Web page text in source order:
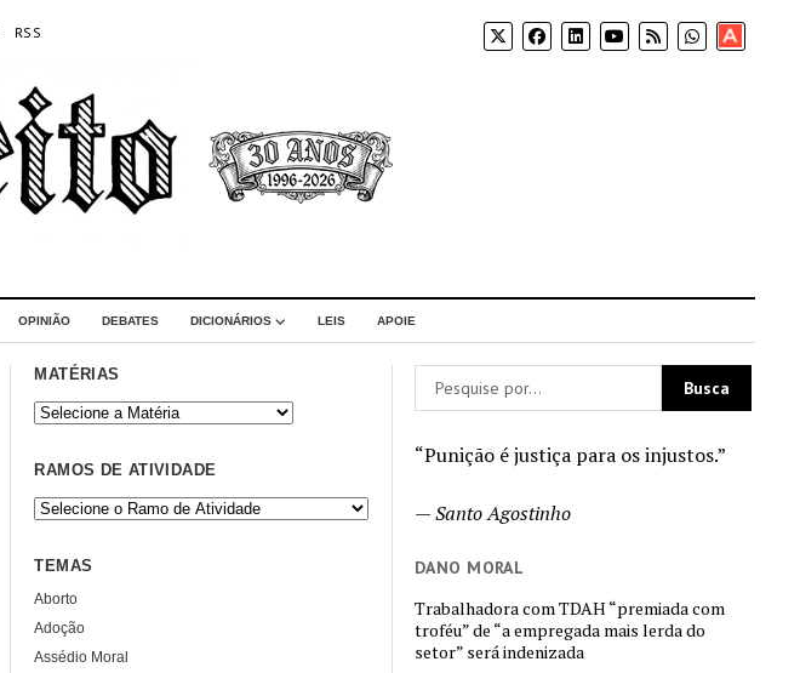
RSS
Apoia-
se
OPINIÃO DEBATES DICIONÁRIOS LEIS APOIE
“Punição é justiça para os injustos.”
—Santo Agostinho
DANO MORAL
Trabalhadora com TDAH “premiada com
troféu” de “a empregada mais lerda do
setor” será indenizada
MATÉRIAS
RAMOS DE ATIVIDADE
TEMAS
Aborto
Adoção
Assédio Moral